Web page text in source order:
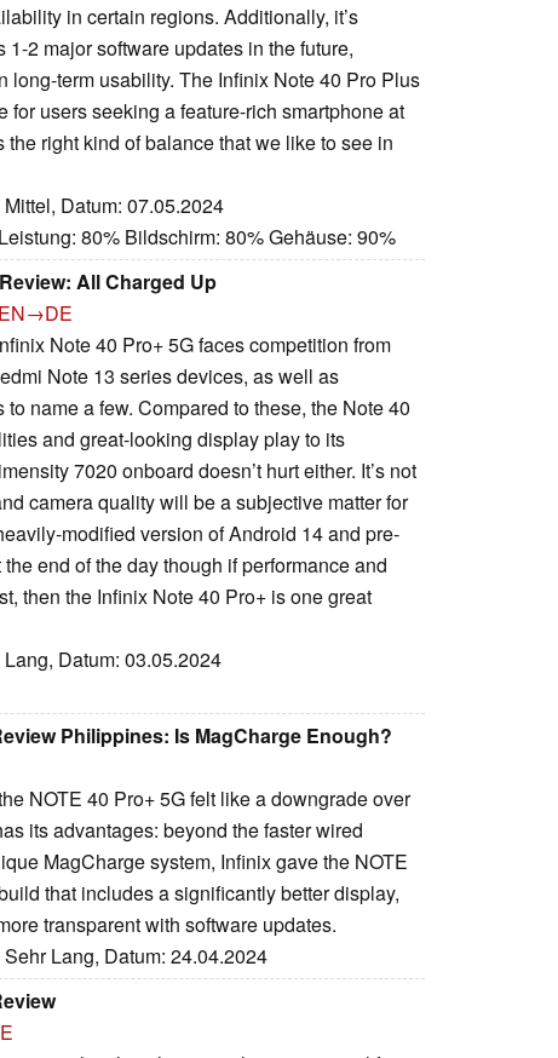
in certain regions. Additionally, it’s
2 major software updates in the future,
long-term usability. The Infinix Note 40 Pro Plus
for users seeking a feature-rich smartphone at
the right kind of balance that we like to see in
Datum: 07.05.2024
80% Bildschirm: 80% Gehäuse: 90%
All Charged Up
EN→DE
Note 40 Pro+ 5G faces competition from
Note 13 series devices, as well as
name a few. Compared to these, the Note 40
and great-looking display play to its
7020 onboard doesn’t hurt either. It’s not
camera quality will be a subjective matter for
modified version of Android 14 and pre-
end of the day though if performance and
then the Infinix Note 40 Pro+ is one great
Datum: 03.05.2024
Philippines: Is MagCharge Enough?
NOTE 40 Pro+ 5G felt like a downgrade over
its advantages: beyond the faster wired
MagCharge system, Infinix gave the NOTE
that includes a significantly better display,
transparent with software updates.
Lang, Datum: 24.04.2024